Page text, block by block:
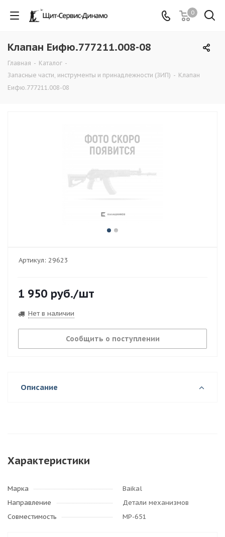
0
Клапан Еифю.777211.008-08
Главная - Каталог -
Запасные части, инструменты и принадлежности (ЗИП) - Клапан
Еифю.777211.008-08
Артикул: 29623
1 950 руб./шт
Нет в наличии
Сообщить о поступлении
Описание
Характеристики
Марка
Baikal
Направление
Детали механизмов
Совместимость
МР-651